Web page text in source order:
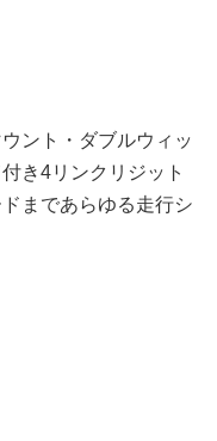
ント・ダブルウィッ
き4リンクリジット
まであらゆる走行シ